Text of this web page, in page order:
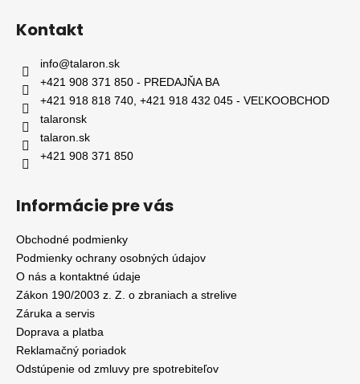
Kontakt
info@talaron.sk
+421 908 371 850 - PREDAJŇA BA
+421 918 818 740, +421 918 432 045 - VEĽKOOBCHOD
talaronsk
talaron.sk
+421 908 371 850
Informácie pre vás
Obchodné podmienky
Podmienky ochrany osobných údajov
O nás a kontaktné údaje
Zákon 190/2003 z. Z. o zbraniach a strelive
Záruka a servis
Doprava a platba
Reklamačný poriadok
Odstúpenie od zmluvy pre spotrebiteľov